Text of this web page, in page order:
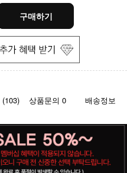
구매하기
상품문의 0 배송정보